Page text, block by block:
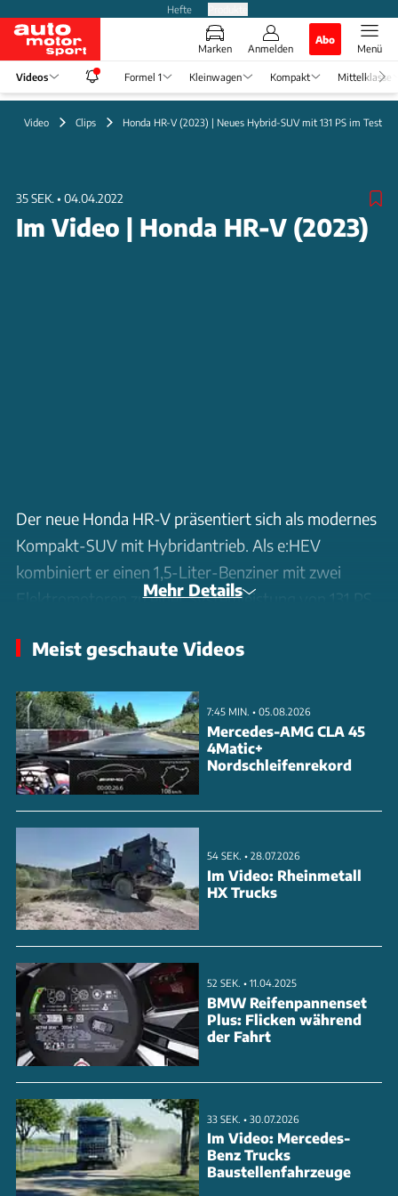
Hefte
Marken Anmelden
Abo
Menü
Videos Formel 1 Kleinwagen Kompakt Mittelklasse
Video Clips Honda HR-V (2023) | Neues Hybrid-SUV mit 131 PS im Test
35 SEK. • 04.04.2022
Im Video | Honda HR-V (2023)
Der neue Honda HR-V präsentiert sich als modernes
Kompakt-SUV mit Hybridantrieb. Als e:HEV
kombiniert er einen 1,5-Liter-Benziner mit zwei
Elektromotoren zu einer Systemleistung von 131 PS.
an die Vorderräder geleitet.
Das Design zeigt sich deutlich geschärfter als beim
Vorgänger. Die lange Motorhaube, der steile
Kühlergrill und die schmalen LED-Scheinwerfer
sorgen für einen dynamischen Auftritt. Die nach
hinten ansteigende Fensterlinie und das Coupé-
artige Heck betonen den sportlichen Charakter.
ANZEIGE
Im Innenraum setzt Honda auf ein aufgeräumtes
Mehr Details
Meist geschaute Videos
7:45 MIN. • 05.08.2026
Mercedes-AMG CLA 45
4Matic+
Nordschleifenrekord
54 SEK. • 28.07.2026
Im Video: Rheinmetall
HX Trucks
52 SEK. • 11.04.2025
BMW Reifenpannenset
Plus: Flicken während
der Fahrt
33 SEK. • 30.07.2026
Im Video: Mercedes-
Benz Trucks
Baustellenfahrzeuge